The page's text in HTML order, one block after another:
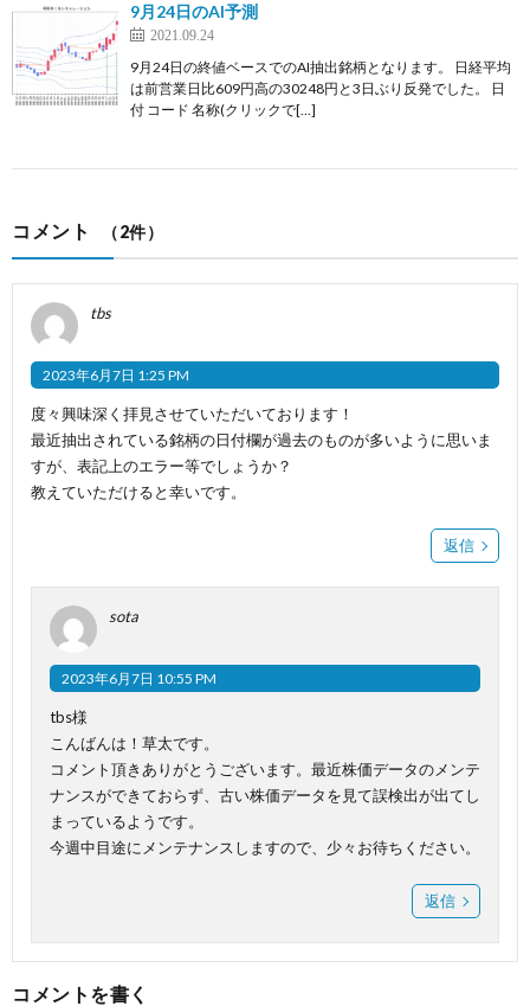
9月24日のAI予測
2021.09.24
9月24日の終値ベースでのAI抽出銘柄となります。 日経平均
は前営業日比609円高の30248円と3日ぶり反発でした。 日
付 コード 名称(クリックで[…]
コメント （2件）
tbs
2023年6月7日 1:25 PM
度々興味深く拝見させていただいております！
最近抽出されている銘柄の日付欄が過去のものが多いように思いま
すが、表記上のエラー等でしょうか？
教えていただけると幸いです。
返信
sota
2023年6月7日 10:55 PM
tbs様
こんばんは！草太です。
コメント頂きありがとうございます。最近株価データのメンテ
ナンスができておらず、古い株価データを見て誤検出が出てし
まっているようです。
今週中目途にメンテナンスしますので、少々お待ちください。
返信
コメントを書く